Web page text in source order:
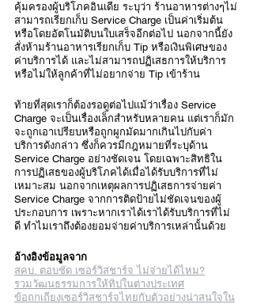
คุ้มครองผู้บริโภคอินเดีย ระบุว่า ร้านอาหารต่างๆไม่
สามารถเรียกเก็บ Service Charge เป็นค่าเริ่มต้น
หรือโดยอัตโนมัติบนใบเสร็จอีกต่อไป นอกจากนี้ยัง
สั่งห้ามร้านอาหารเรียกเก็บ Tip หรือเงินพิเศษของ
ค่าบริการได้ และไม่สามารถปฏิเสธการให้บริการ
หรือไม่ให้ลูกค้าที่ไม่อยากจ่าย Tip เข้าร้าน
ท้ายที่สุดเราก็ต้องรอดูต่อไปแม้ว่าเรื่อง Service
Charge จะเป็นเรื่องเล็กสำหรับหลายคน แต่เราก็มัก
จะถูกเอาเปรียบหรือถูกผูกมัดมากเกินไปกับค่า
บริการดังกล่าว ซึ่งก็ควรมีกฎหมายที่ระบุด้าน
Service Charge อย่างชัดเจน โดยเฉพาะสิทธิใน
การปฏิเสธของผู้บริโภคได้เมื่อได้รับบริการที่ไม่
เหมาะสม นอกจากเหตุผลการปฏิเสธการจ่ายค่า
Service Charge จากการติดป้ายไม่ชัดเจนของผู้
ประกอบการ เพราะหากเราได้เราได้รับบริการที่ไม่
ดี ทำไมเราถึงต้องยอมจ่ายค่าบริการเหล่านั้นด้วย
อ้างอิงข้อมูลจาก
สคบ. ตอบชัด เซอร์วิสชาร์จ ไม่จ่ายได้ไหม?
รวมวัฒนธรรมการให้ทิปในต่างประเทศ
ข้อถกเถียงเซอร์วิสชาร์จไทยกับตัวอย่างน่าสนใจใน